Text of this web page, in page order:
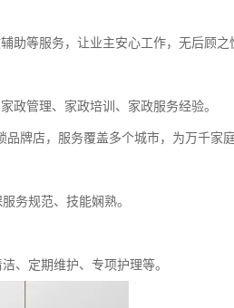
助等服务，让业主安心工作，无后顾之
政管理、家政培训、家政服务经验。
牌店，服务覆盖多个城市，为万千家
务规范、技能娴熟。
、定期维护、专项护理等。